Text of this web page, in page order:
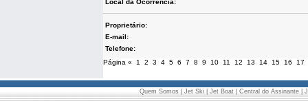
Local da Ocorrência:
Proprietário:
E-mail:
Telefone:
Página « 1 2 3 4 5 6 7 8 9 10 11 12 13 14 15 16 17
Quem Somos Jet Ski Jet Boat Central do Assinante